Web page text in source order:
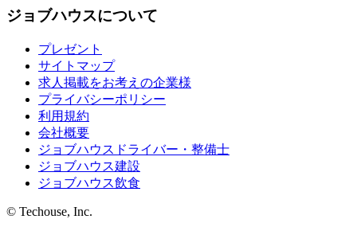
ジョブハウスについて
プレゼント
サイトマップ
求人掲載をお考えの企業様
プライバシーポリシー
利用規約
会社概要
ジョブハウスドライバー・整備士
ジョブハウス建設
ジョブハウス飲食
© Techouse, Inc.